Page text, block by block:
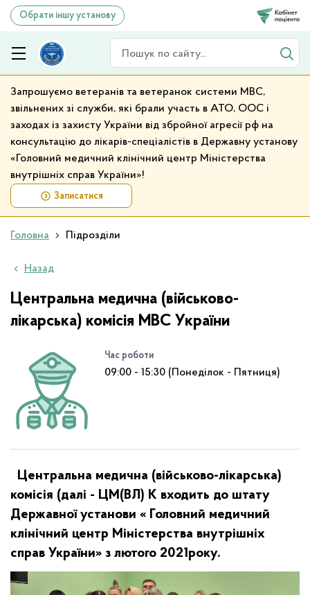
Обрати іншу установу
Запрошуємо ветеранів та ветеранок системи МВС,
звільнених зі служби, які брали участь в АТО, ООС і
заходах із захисту України від збройної агресії рф на
консультацію до лікарів-спеціалістів в Державну установу
«Головний медичний клінічний центр Міністерства
внутрішніх справ України»!
Записатися
Головна Підрозділи
Назад
Центральна медична (військово-
лікарська) комісія МВС України
Час роботи
09:00 - 15:30 (Понеділок - Пятниця)
Центральна медична (військово-лікарська)
комісія (далі - ЦМ(ВЛ) К входить до штату
Державної установи « Головний медичний
клінічний центр Міністерства внутрішніх
справ України» з лютого 2021року.